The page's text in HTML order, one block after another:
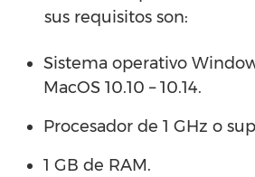
sus requisitos son:
Sistema operativo
MacOS 10.10 – 10.14.
Procesador de 1 GHz o
1 GB de RAM.